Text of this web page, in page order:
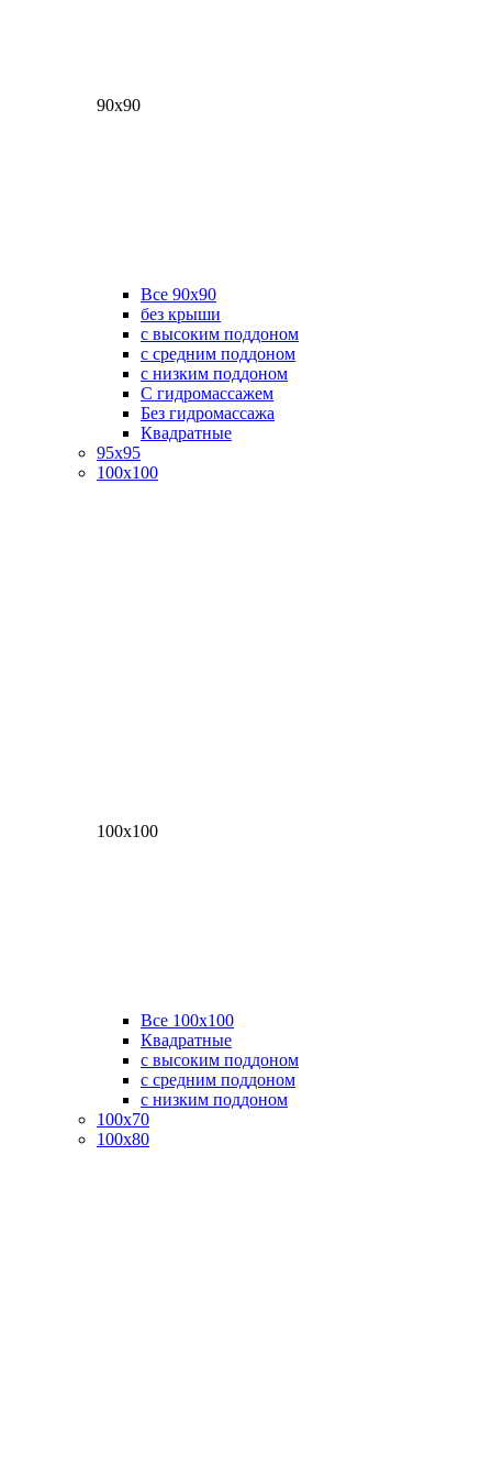
90х90
Все 90х90
без крыши
с высоким поддоном
с средним поддоном
с низким поддоном
С гидромассажем
Без гидромассажа
Квадратные
95х95
100х100
100х100
Все 100х100
Квадратные
с высоким поддоном
с средним поддоном
с низким поддоном
100х70
100х80